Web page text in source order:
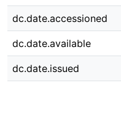
dc.date.accessioned
dc.date.available
dc.date.issued